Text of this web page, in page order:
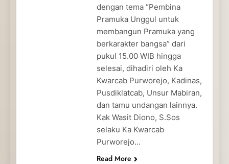
dengan tema “Pembina
Pramuka Unggul untuk
membangun Pramuka yang
berkarakter bangsa” dari
pukul 15.00 WIB hingga
selesai, dihadiri oleh Ka
Kwarcab Purworejo, Kadinas,
Pusdiklatcab, Unsur Mabiran,
dan tamu undangan lainnya.
Kak Wasit Diono, S.Sos
selaku Ka Kwarcab
Purworejo…
Read More